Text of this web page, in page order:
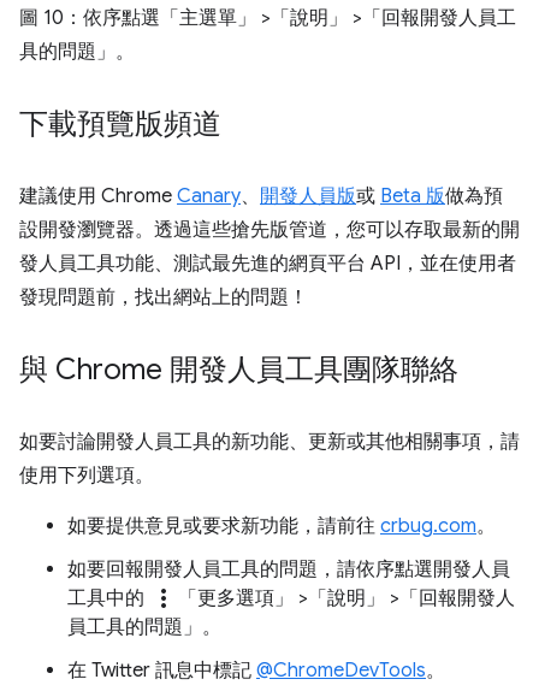
圖 10：依序點選「主選單」 >「說明」
>「回報開發人員工
具的問題」 。
下載預覽版頻道
建議使用 Chrome Canary、 開發人員版或 Beta 版做為預
設開發瀏覽器。透過這些搶先版管道，您可以存取最新的開
發人員工具功能、測試最先進的網頁平台 API，並在使用者
發現問題前，找出網站上的問題！
與 Chrome 開發人員工具團隊聯絡
如要討論開發人員工具的新功能、更新或其他相關事項，請
使用下列選項。
如要提供意見或要求新功能，請前往 crbug.com。
如要回報開發人員工具的問題，請依序點選開發人員
工具中的
more_vert 「更多選項」 >「說明」
>「回報開發人
員工具的問題」 。
在 Twitter 訊息中標記 @ChromeDevTools。